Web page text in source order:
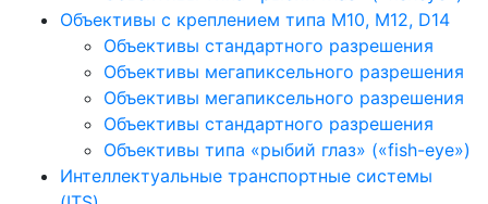
Объективы с креплением типа M10, M12, D14
Объективы стандартного разрешения
Объективы мегапиксельного разрешения
Объективы мегапиксельного разрешения
Объективы стандартного разрешения
Объективы типа «рыбий глаз» («fish-eye»)
Интеллектуальные транспортные системы